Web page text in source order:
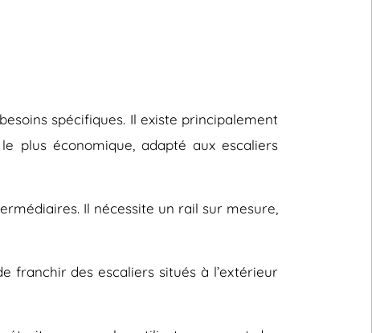
spécifiques. Il existe principalement
plus économique, adapté aux escaliers
Il nécessite un rail sur mesure,
franchir des escaliers situés à l’extérieur